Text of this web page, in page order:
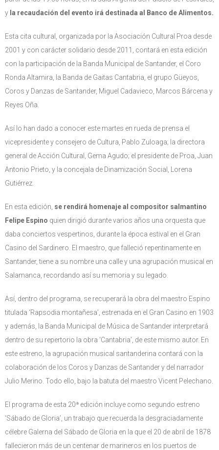
y la recaudación del evento irá destinada al Banco de Alimentos.
Esta cita cultural, organizada por la Asociación Cultural Proa desde
2001 y con carácter solidario desde 2011, contará en esta edición
con la participación de la Banda Municipal de Santander, el Coro
Ronda Altamira, la Banda de Gaitas Cantabria, el grupo Güeyos,
Coros y Danzas de Santander, Miguel Cadavieco, Marcos Bárcena y
Reyes Oña.
Así lo han dado a conocer este martes en rueda de prensa el
vicepresidente y consejero de Cultura, Pablo Zuloaga; la directora
general de Acción Cultural, Gema Agudo; el presidente de Proa, Juan
Antonio Prieto, y la concejala de Dinamización Social, Lorena
Gutiérrez.
En esta edición, se rendirá homenaje al compositor salmantino
Felipe Espino quien dirigió durante varios años una orquesta que
daba conciertos vespertinos, durante la época estival en el Gran
Casino del Sardinero. El maestro, que falleció repentinamente en
Santander, tiene a su nombre una calle y una agrupación musical en
Salamanca, recordando así su memoria y su legado.
Así, dentro del programa, se recuperará la obra del maestro Espino
titulada ‘Rapsodia montañesa’, estrenada en el Gran Casino en 1903
y además, la Banda Municipal de Música de Santander interpretará
dentro de su repertorio la obra ‘Cantabria’, de este mismo autor. En
este estreno, la agrupación musical santanderina contará con la
colaboración de los Coros y Danzas de Santander y del narrador
Julio Merino. Todo ello, bajo la batuta del maestro Vicent Pelechano.
El programa de esta 20ª edición incluye como segundo estreno
‘Sábado de Gloria’, un trabajo que recuerda la desgraciadamente
célebre Galerna del Sábado de Gloria en la que el 20 de abril de 1878
fallecieron más de un centenar de marineros en los puertos de